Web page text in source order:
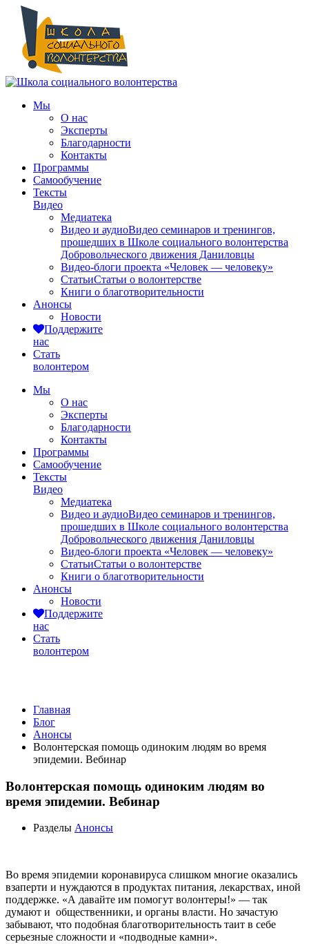
Мы
О нас
Эксперты
Благодарности
Контакты
Программы
Самообучение
Тексты
Видео
Медиатека
Видео и аудиоВидео семинаров и тренингов,
прошедших в Школе социального волонтерства
Добровольческого движения Даниловцы
Видео-блоги проекта «Человек — человеку»
СтатьиСтатьи о волонтерстве
Книги о благотворительности
Анонсы
Новости
Поддержите
нас
Стать
волонтером
Мы
О нас
Эксперты
Благодарности
Контакты
Программы
Самообучение
Тексты
Видео
Медиатека
Видео и аудиоВидео семинаров и тренингов,
прошедших в Школе социального волонтерства
Добровольческого движения Даниловцы
Видео-блоги проекта «Человек — человеку»
СтатьиСтатьи о волонтерстве
Книги о благотворительности
Анонсы
Новости
Поддержите
нас
Стать
волонтером
Главная
Блог
Анонсы
Волонтерская помощь одиноким людям во время
эпидемии. Вебинар
Волонтерская помощь одиноким людям во
время эпидемии. Вебинар
Разделы Анонсы
Во время эпидемии коронавируса слишком многие оказались
взаперти и нуждаются в продуктах питания, лекарствах, иной
поддержке. «А давайте им помогут волонтеры!» — так
думают и общественники, и органы власти. Но зачастую
забывают, что подобная благотворительность таит в себе
серьезные сложности и «подводные камни».